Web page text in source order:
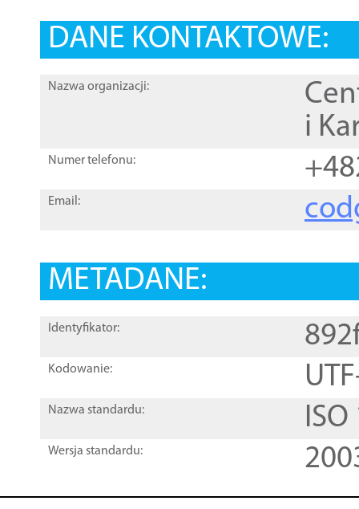
DANE KONTAKTOWE:
Nazwa organizacji:
i
Numer telefonu:
Email:
METADANE:
Identyfikator:
Kodowanie:
Nazwa standardu:
Wersja standardu: